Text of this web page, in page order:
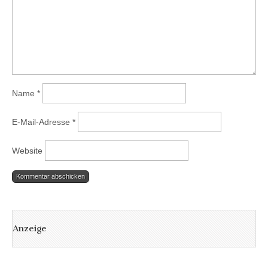
Name *
E-Mail-Adresse *
Website
Anzeige